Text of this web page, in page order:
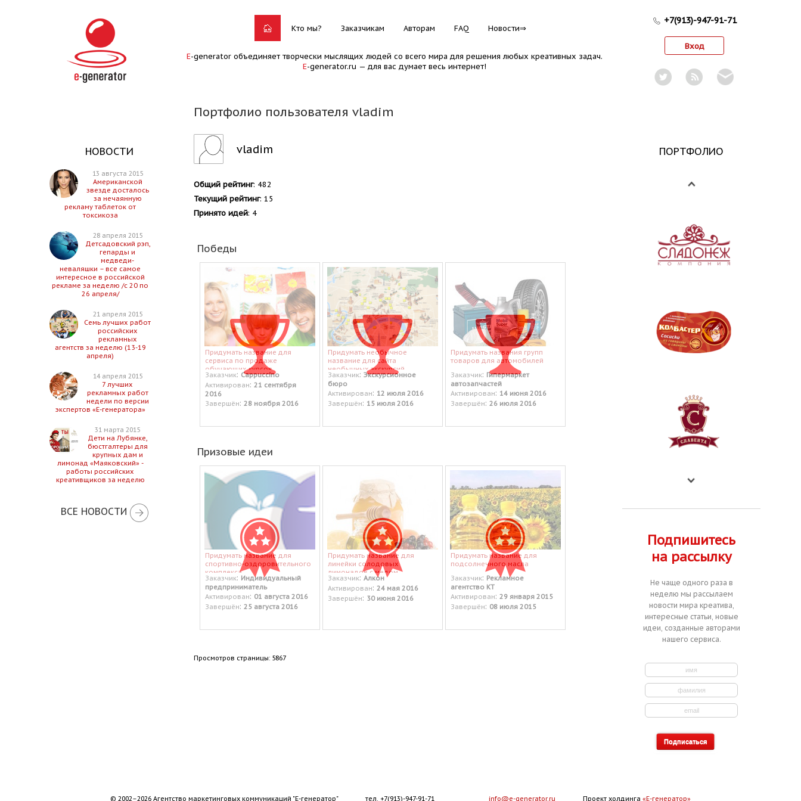
Кто мы? Заказчикам Авторам FAQ Новости
E-generator объединяет творчески мыслящих людей со всего мира для решения любых креативных задач.
E-generator.ru — для вас думает весь интернет!
+7(913)-947-91-71
Вход
Портфолио пользователя vladim
НОВОСТИ
13 августа 2015
Американской
звезде досталось
за нечаянную
рекламу таблеток от
токсикоза
28 апреля 2015
Детсадовский рэп,
гепарды и
медведи-
неваляшки – все самое
интересное в российской
рекламе за неделю /с 20 по
26 апреля/
21 апреля 2015
Семь лучших работ
российских
рекламных
агентств за неделю (13-19
апреля)
14 апреля 2015
7 лучших
рекламных работ
недели по версии
экспертов «Е-генератора»
31 марта 2015
Дети на Лубянке,
бюстгалтеры для
крупных дам и
лимонад «Маяковский» -
работы российских
креативщиков за неделю
ВСЕ НОВОСТИ
vladim
Общий рейтинг: 482
Текущий рейтинг: 15
Принято идей: 4
Победы
Придумать название для
сервиса по продаже
обучающих курсов.
Заказчик: Cappuccino
Активирован: 21 сентября
2016
Завершён: 28 ноября 2016
Придумать необычное
название для сайта
необычных экскурсий
Заказчик: Экскурсионное
бюро
Активирован: 12 июля 2016
Завершён: 15 июля 2016
Придумать названия групп
товаров для автомобилей
Заказчик: Гипермаркет
автозапчастей
Активирован: 14 июня 2016
Завершён: 26 июля 2016
Призовые идеи
Придумать название для
спортивно-оздоровительного
комплекса.
Заказчик: Индивидуальный
предприниматель
Активирован: 01 августа 2016
Завершён: 25 августа 2016
Придумать название для
линейки солодовых
лимонадов с медом
Заказчик: Алкон
Активирован: 24 мая 2016
Завершён: 30 июня 2016
Придумать название для
подсолнечного масла
Заказчик: Рекламное
агентство КТ
Активирован: 29 января 2015
Завершён: 08 июля 2015
Придумать название для сети
Сеть фаст-фуда
01 октября 2014
Просмотров страницы: 5867
ПОРТФОЛИО
Подпишитесь
на рассылку
Не чаще одного раза в
неделю мы рассылаем
новости мира креатива,
интересные статьи, новые
идеи, созданные авторами
нашего сервиса.
© 2002–2026 Агентство маркетинговых коммуникаций "Е-генератор" тел. +7(913)-947-91-71 info@e-generator.ru Проект холдинга«Е-генератор»